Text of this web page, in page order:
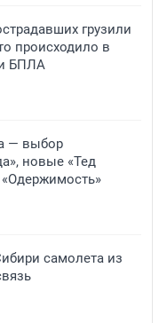
грузили
происходило в
БПЛА
— выбор
новые «Тед
самолета из